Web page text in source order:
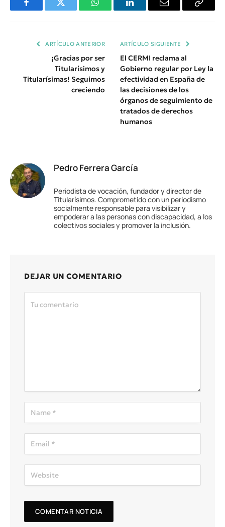
FacebookTwitter WhatsAppLinkedInEmail
Copiar
ARTÍCULO ANTERIOR
¡Gracias por ser
Titularísimos y
Titularísimas! Seguimos
creciendo
ARTÍCULO SIGUIENTE
El CERMI reclama al
Gobierno regular por Ley la
efectividad en España de
las decisiones de los
órganos de seguimiento de
tratados de derechos
humanos
Pedro Ferrera García
Periodista de vocación, fundador y director de
Titularísimos. Comprometido con un periodismo
socialmente responsable para visibilizar y
empoderar a las personas con discapacidad, a los
colectivos sociales y promover la inclusión.
DEJAR UN COMENTARIO